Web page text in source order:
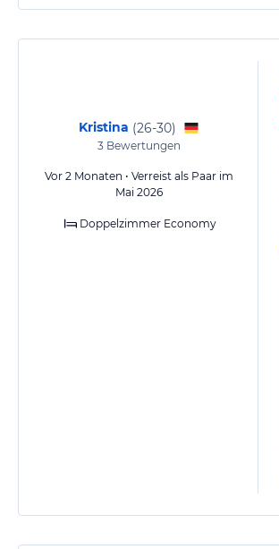
Kristina (26-30)
3Bewertungen
Vor 2 Monaten • Verreist als Paar im
Mai 2026
Doppelzimmer Economy